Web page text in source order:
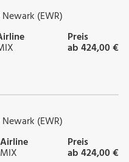
(EWR)
Preis
ab 424,00 €
(EWR)
Airline
MIX
Preis
ab 424,00 €